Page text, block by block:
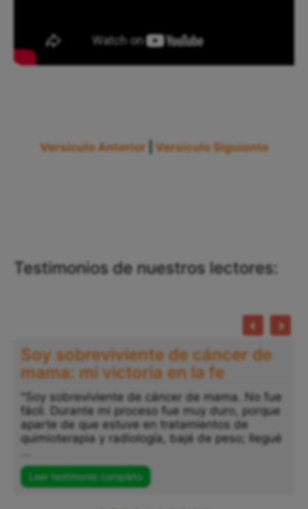
Versículo Anterior Versículo Siguiente
Testimonios de nuestros lectores:
Soy sobreviviente de cáncer de
mama: mi victoria en la fe
"Soy sobreviviente de cáncer de mama. No fue
fácil. Durante mi proceso fue muy duro, porque
aparte de que estuve en tratamientos de
quimioterapia y radiología, bajé de peso; llegué
Leer testimonio completo